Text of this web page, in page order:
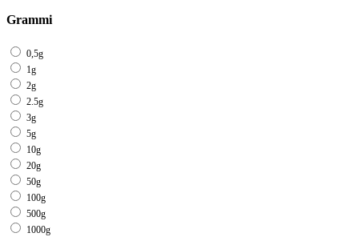
Grammi
0,5g
1g
2g
2.5g
3g
5g
10g
20g
50g
100g
500g
1000g